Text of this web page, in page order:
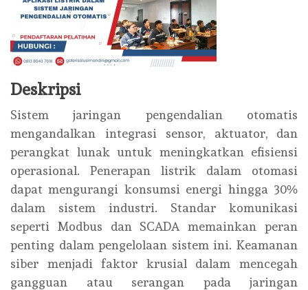
Deskripsi
Sistem jaringan pengendalian otomatis
mengandalkan integrasi sensor, aktuator, dan
perangkat lunak untuk meningkatkan efisiensi
operasional. Penerapan listrik dalam otomasi
dapat mengurangi konsumsi energi hingga 30%
dalam sistem industri. Standar komunikasi
seperti Modbus dan SCADA memainkan peran
penting dalam pengelolaan sistem ini. Keamanan
siber menjadi faktor krusial dalam mencegah
gangguan atau serangan pada jaringan